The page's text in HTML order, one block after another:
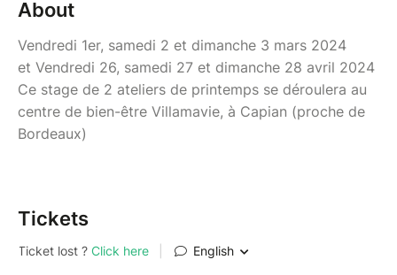
About
Vendredi 1er, samedi 2 et dimanche 3 mars 2024
et Vendredi 26, samedi 27 et dimanche 28 avril 2024
Ce stage de 2 ateliers de printemps se déroulera au
centre de bien-être Villamavie, à Capian (proche de
Bordeaux)
Tickets